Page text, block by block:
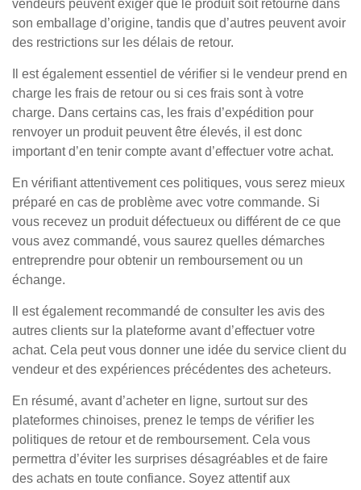
vendeurs peuvent exiger que le produit soit retourné dans
son emballage d’origine, tandis que d’autres peuvent avoir
des restrictions sur les délais de retour.
Il est également essentiel de vérifier si le vendeur prend en
charge les frais de retour ou si ces frais sont à votre
charge. Dans certains cas, les frais d’expédition pour
renvoyer un produit peuvent être élevés, il est donc
important d’en tenir compte avant d’effectuer votre achat.
En vérifiant attentivement ces politiques, vous serez mieux
préparé en cas de problème avec votre commande. Si
vous recevez un produit défectueux ou différent de ce que
vous avez commandé, vous saurez quelles démarches
entreprendre pour obtenir un remboursement ou un
échange.
Il est également recommandé de consulter les avis des
autres clients sur la plateforme avant d’effectuer votre
achat. Cela peut vous donner une idée du service client du
vendeur et des expériences précédentes des acheteurs.
En résumé, avant d’acheter en ligne, surtout sur des
plateformes chinoises, prenez le temps de vérifier les
politiques de retour et de remboursement. Cela vous
permettra d’éviter les surprises désagréables et de faire
des achats en toute confiance. Soyez attentif aux